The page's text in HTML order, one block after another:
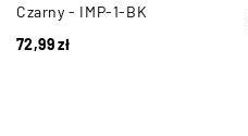
Czarny - IMP-1-BK
72,99zł